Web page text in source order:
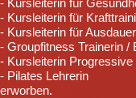
- Kursleiterin für
- Kursleiterin für
- Kursleiterin für
- Groupfitness Trainerin /
- Kursleiterin
- Pilates Lehrerin
erworben.